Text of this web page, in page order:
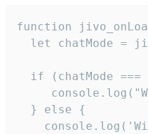
function
let chatMode =
if (chatMode ===
  } else {